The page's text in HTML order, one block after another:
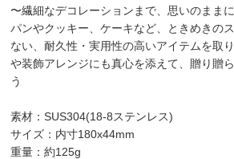
〜繊細なデコレーションまで、思いのまま
パンやクッキー、ケーキなど、ときめきの
ない、耐久性・実用性の高いアイテムを取
や装飾アレンジにも真心を添えて、贈り贈
う
素材：SUS304(18-8ステンレス)
サイズ：内寸180x44mm
重量：約125g